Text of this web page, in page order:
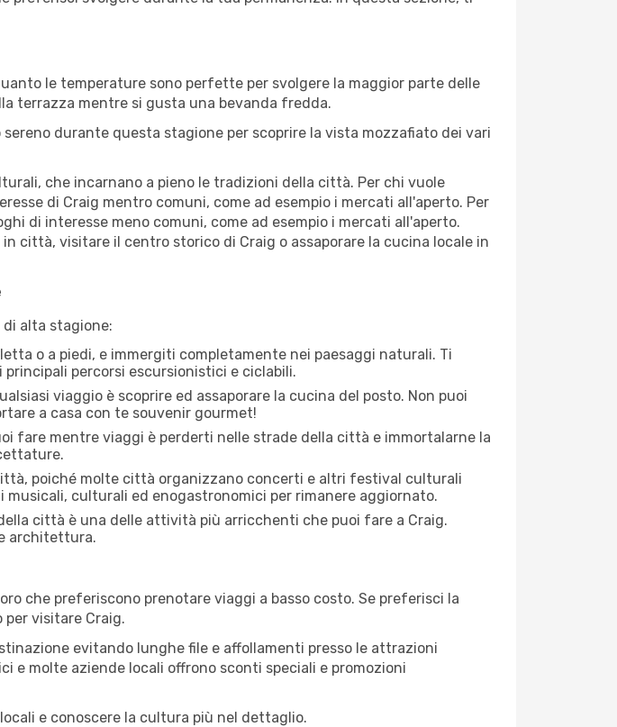
le temperature sono perfette per svolgere la maggior parte delle
terrazza mentre si gusta una bevanda fredda.
durante questa stagione per scoprire la vista mozzafiato dei vari
che incarnano a pieno le tradizioni della città. Per chi vuole
di Craig mentro comuni, come ad esempio i mercati all'aperto. Per
di interesse meno comuni, come ad esempio i mercati all'aperto.
città, visitare il centro storico di Craig o assaporare la cucina locale in
alta stagione:
o a piedi, e immergiti completamente nei paesaggi naturali. Ti
percorsi escursionistici e ciclabili.
viaggio è scoprire ed assaporare la cucina del posto. Non puoi
a casa con te souvenir gourmet!
fare mentre viaggi è perderti nelle strade della città e immortalarne la
poiché molte città organizzano concerti e altri festival culturali
culturali ed enogastronomici per rimanere aggiornato.
città è una delle attività più arricchenti che puoi fare a Craig.
architettura.
che preferiscono prenotare viaggi a basso costo. Se preferisci la
visitare Craig.
evitando lunghe file e affollamenti presso le attrazioni
e molte aziende locali offrono sconti speciali e promozioni
e conoscere la cultura più nel dettaglio.